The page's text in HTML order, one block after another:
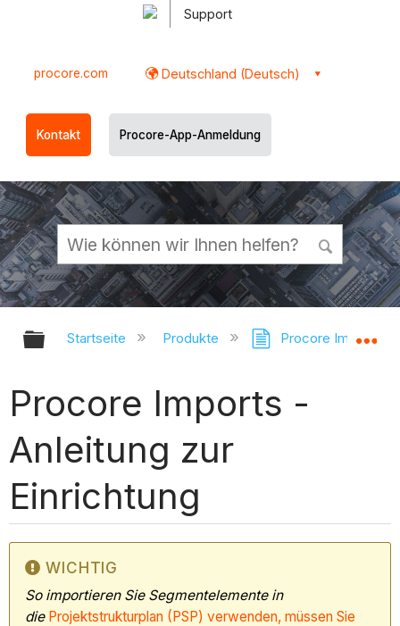
Support
procore.com Deutschland (Deutsch)
Kontakt Procore-App-Anmeldung
Globale Hierarchie auf- und
Startseite Produkte Procore Imports
Procore Imports -
Anleitung zur
Einrichtung
WICHTIG
So importieren Sie Segmentelemente in
die Projektstrukturplan (PSP) verwenden, müssen Sie